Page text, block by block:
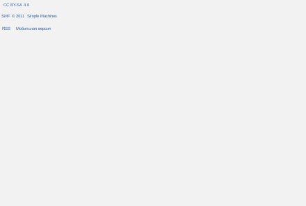
CC BY-SA 4.0
SMF © 2011 Simple Machines
RSS Мобильная версия